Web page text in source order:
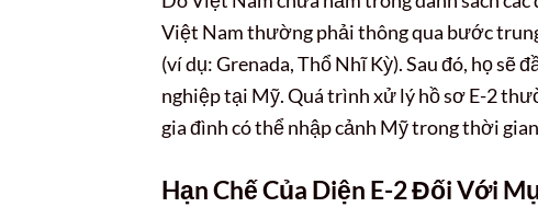
Việt Nam thường phải thông qua bước
(ví dụ: Grenada, Thổ Nhĩ Kỳ). Sau đó, họ sẽ
nghiệp tại Mỹ. Quá trình xử lý hồ sơ E-2
gia đình có thể nhập cảnh Mỹ trong thời
Hạn Chế Của Diện E-2 Đối Với